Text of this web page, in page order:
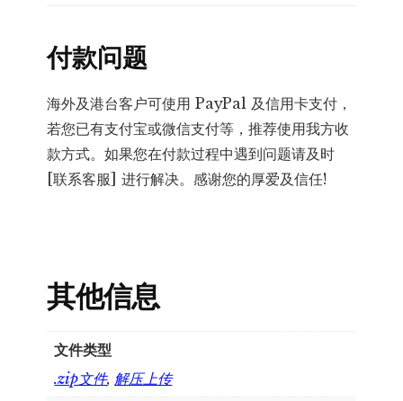
付款问题
海外及港台客户可使用 PayPal 及信用卡支付，
若您已有支付宝或微信支付等，推荐使用我方收
款方式。如果您在付款过程中遇到问题请及时
[联系客服] 进行解决。感谢您的厚爱及信任!
其他信息
文件类型
.zip文件, 解压上传